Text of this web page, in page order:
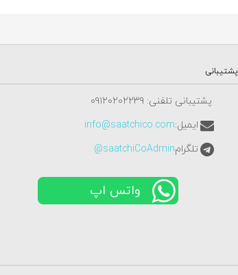
پشتیبانی
پشتیبانی تلفنی: ٠٩١٢٠٢٠٢٢٣٩
ایمیل:info@saatchico.com
تلگرامsaatchiCoAdmin@
واتس اپ